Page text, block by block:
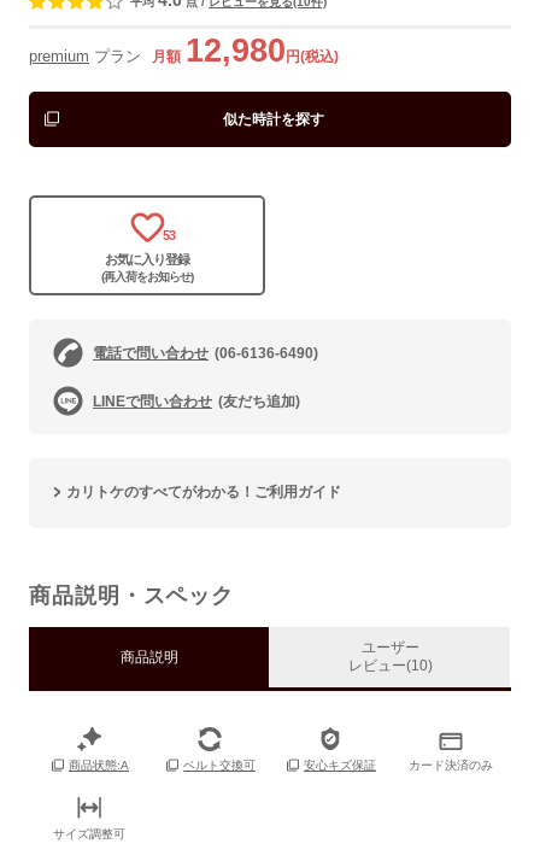
premium プラン 月額 12,980 円(税込)
似た時計を探す
53
お気に入り登録
(再入荷をお知らせ)
電話で問い合わせ (06-6136-6490)
LINEで問い合わせ (友だち追加)
カリトケのすべてがわかる！ご利用ガイド
商品説明・スペック
商品説明
ユーザー
レビュー(10)
商品状態:A ベルト交換可 安心キズ保証 カード決済のみ
サイズ調整可